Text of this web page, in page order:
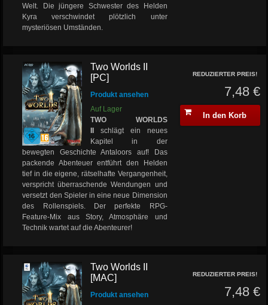
Welt. Die jüngere Schwester des Helden
Kyra verschwindet plötzlich unter
mysteriösen Umständen.
Two Worlds II
[PC]
Produkt ansehen
Auf Lager
TWO WORLDS
schlägt ein neues
Kapitel in der
bewegten Geschichte Antaloors auf! Das
packende Abenteuer entführt den Helden
tief in die eigene, rätselhafte Vergangenheit,
verspricht überraschende Wendungen und
versetzt den Spieler in eine neue Dimension
des Rollenspiels. Der perfekte RPG-
Feature-Mix aus Story, Atmosphäre und
Technik wartet auf die Abenteurer!
REDUZIERTER PREIS!
7,48 €
In den Korb
Two Worlds II
[MAC]
Produkt ansehen
REDUZIERTER PREIS!
7,48 €